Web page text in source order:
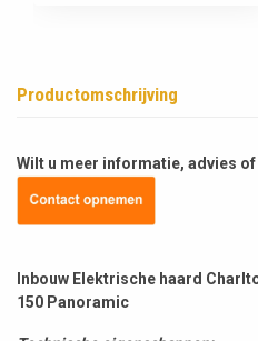
Productomschrijving
Wilt u meer informatie, advies
Inbouw Elektrische haard
150 Panoramic